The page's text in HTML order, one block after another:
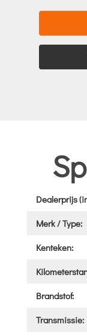
Dealerprijs
Merk / Type:
Kenteken:
Brandstof:
Transmissie: